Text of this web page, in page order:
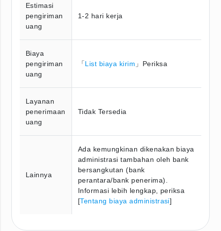
Estimasi
pengiriman
uang
1-2 hari kerja
Biaya
pengiriman
uang
「List biaya kirim 」Periksa
Layanan
penerimaan
uang
Tidak Tersedia
Lainnya
Ada kemungkinan dikenakan biaya
administrasi tambahan oleh bank
bersangkutan (bank
perantara/bank penerima).
Informasi lebih lengkap, periksa
[Tentang biaya administrasi]